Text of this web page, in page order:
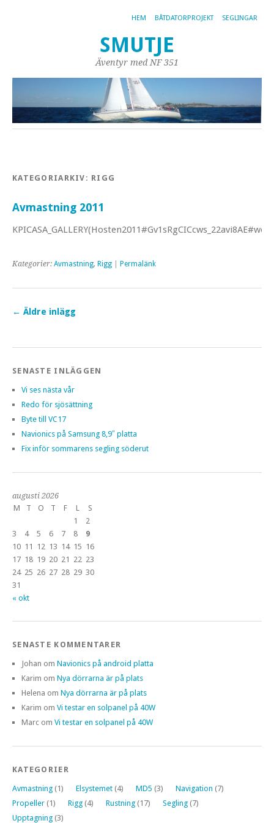
HEM BÅTDATORPROJEKT SEGLINGAR
SMUTJE
Äventyr med NF 351
KATEGORIARKIV: RIGG
Avmastning 2011
KPICASA_GALLERY(Hosten2011#Gv1sRgCICcws_22avi8AE#web)
Kategorier: Avmastning, Rigg Permalänk
← Äldre inlägg
SENASTE INLÄGGEN
Vi ses nästa vår
Redo för sjösättning
Byte till VC17
Navionics på Samsung 8,9″ platta
Fix inför sommarens segling söderut
augusti 2026
M
T O T F L
S
1
2
3
4 5 6 7 8
9
10 11 12 13 14 15 16
17 18 19 20 21 22 23
24 25 26 27 28 29 30
31
« okt
SENASTE KOMMENTARER
Johan om Navionics på android platta
Karim om Nya dörrarna är på plats
Helena om Nya dörrarna är på plats
Karim om Vi testar en solpanel på 40W
Marc om Vi testar en solpanel på 40W
KATEGORIER
Avmastning (1) Elsystemet (4) MD5 (3) Navigation (7)
Propeller (1) Rigg (4) Rustning (17) Segling (7)
Upptagning (3)